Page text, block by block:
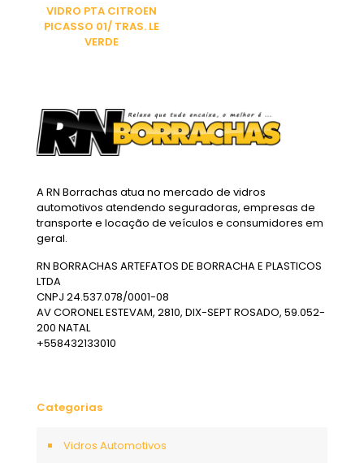
VIDRO PTA CITROEN
PICASSO 01/ TRAS. LE
VERDE
A RN Borrachas atua no mercado de vidros
automotivos atendendo seguradoras, empresas de
transporte e locação de veículos e consumidores em
geral.
RN BORRACHAS ARTEFATOS DE BORRACHA E PLASTICOS
LTDA
CNPJ 24.537.078/0001-08
AV CORONEL ESTEVAM, 2810, DIX-SEPT ROSADO, 59.052-
200 NATAL
+558432133010
Categorias
Vidros Automotivos